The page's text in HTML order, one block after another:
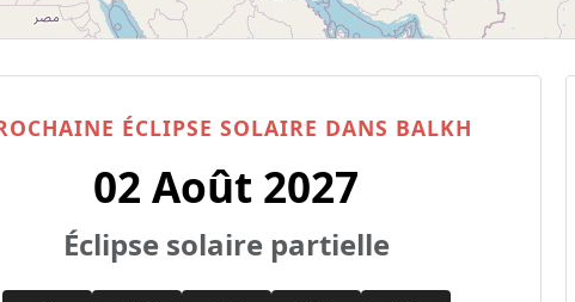
ÉCLIPSE SOLAIRE DANS BALKH
02 Août 2027
Éclipse solaire partielle